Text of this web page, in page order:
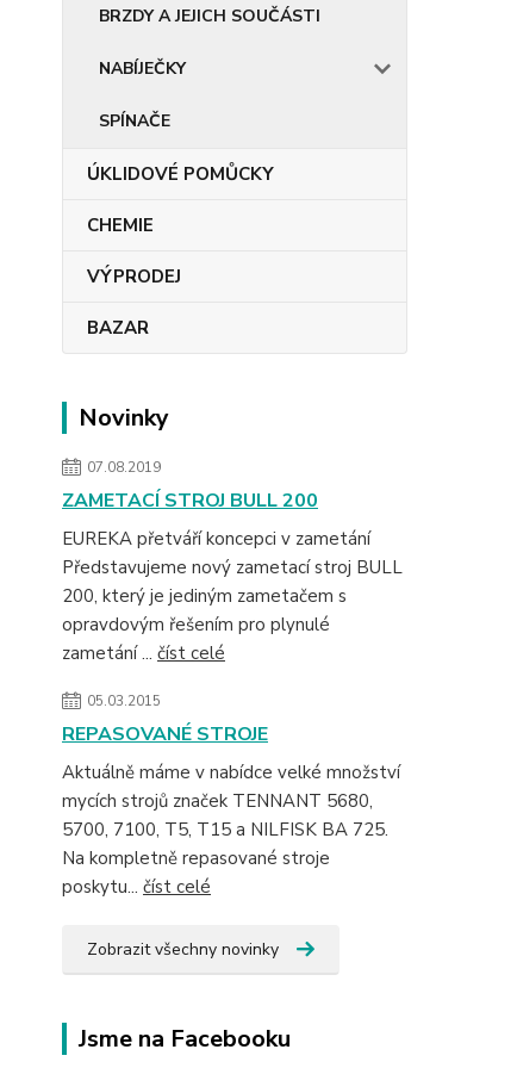
BRZDY A JEJICH SOUČÁSTI
NABÍJEČKY
SPÍNAČE
ÚKLIDOVÉ POMŮCKY
CHEMIE
VÝPRODEJ
BAZAR
Novinky
07.08.2019
ZAMETACÍ STROJ BULL 200
EUREKA přetváří koncepci v zametání
Představujeme nový zametací stroj BULL
200, který je jediným zametačem s
opravdovým řešením pro plynulé
zametání ... číst celé
05.03.2015
REPASOVANÉ STROJE
Aktuálně máme v nabídce velké množství
mycích strojů značek TENNANT 5680,
5700, 7100, T5, T15 a NILFISK BA 725.
Na kompletně repasované stroje
poskytu... číst celé
Zobrazit všechny novinky
Jsme na Facebooku